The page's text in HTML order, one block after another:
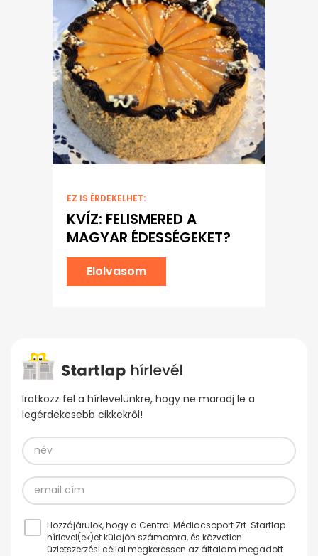
EZ IS ÉRDEKELHET:
KVÍZ: FELISMERED A
MAGYAR ÉDESSÉGEKET?
Elolvasom
Iratkozz fel a hírlevelünkre, hogy ne maradj le a
legérdekesebb cikkekről!
Hozzájárulok, hogy a Central Médiacsoport Zrt. Startlap
hírlevel(ek)et küldjön számomra, és közvetlen
üzletszerzési céllal megkeressen az általam megadott